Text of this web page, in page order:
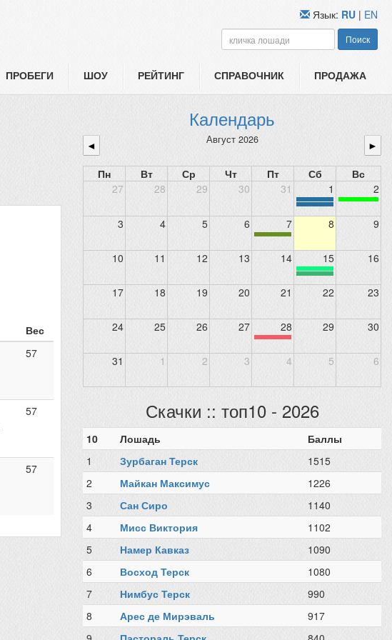
ПРОБЕГИ ШОУ РЕЙТИНГ СПРАВОЧНИК ПРОДАЖА
Язык: RU | EN
Поиск
Вес
57
57
57
Календарь
◄ Август 2026
►
Пн
Вт Ср Чт Пт Сб
Вс
27
28 29 30 31 1 2
3 4 5 6 7 8 9
10 11 12 13 14 15 16
17 18 19 20 21 22 23
24 25 26 27 28 29 30
31 1 2 3 4 5 6
Скачки :: топ10 - 2026
10 Лошадь
Баллы
1
Зурбаган Терск
1515
2
Майкан Максимус
1226
3
Сан Сиро
1140
4
Мисс Виктория
1102
5
Намер Кавказ
1090
6
Восход Терск
1080
7
Нимбус Терск
990
8
Арес де Мирэваль
917